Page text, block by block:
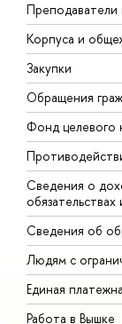
Преподаватели
Корпуса и
Закупки
Обращения
Фонд целевого
Сведения о
Сведения об
Людям с
Единая
Работа в Вышке